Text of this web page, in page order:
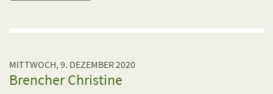
MITTWOCH, 9. DEZEMBER 2020
Brencher Christine